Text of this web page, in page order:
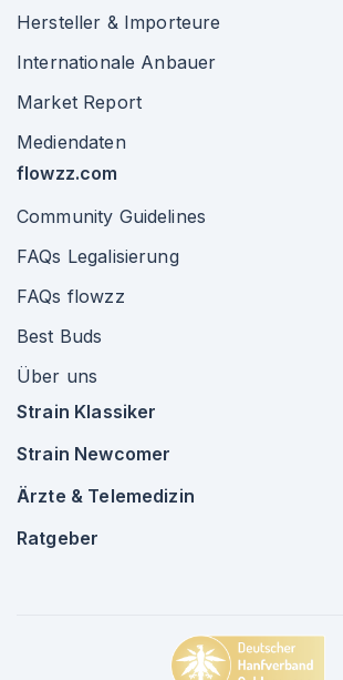
Hersteller & Importeure
Internationale Anbauer
Market Report
Mediendaten
flowzz.com
Community Guidelines
FAQs Legalisierung
FAQs flowzz
Best Buds
Über uns
Strain Klassiker
Strain Newcomer
Ärzte & Telemedizin
Ratgeber